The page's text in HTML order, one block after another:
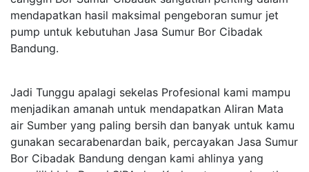
mendapatkan hasil maksimal pengeboran sumur jet
pump untuk kebutuhan Jasa Sumur Bor Cibadak
Bandung.
Jadi Tunggu apalagi sekelas Profesional kami mampu
menjadikan amanah untuk mendapatkan Aliran Mata
air Sumber yang paling bersih dan banyak untuk kamu
gunakan secarabenardan baik, percayakan Jasa Sumur
Bor Cibadak Bandung dengan kami ahlinya yang